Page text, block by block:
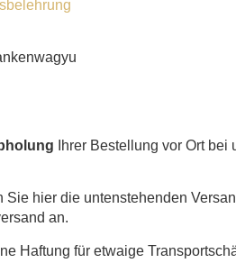
Ihrer Bestellung vor Ort
hier die untenstehenden
an.
Haftung für etwaige